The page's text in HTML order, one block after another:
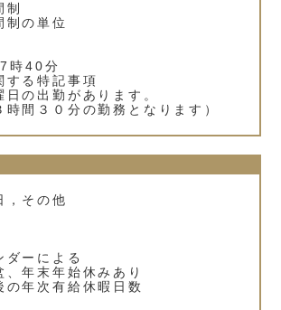
制
制の単位
時40分
する特記事項
日の出勤があります。
時間３０分の勤務となります）
，その他
ダーによる
、年末年始休みあり
の年次有給休暇日数